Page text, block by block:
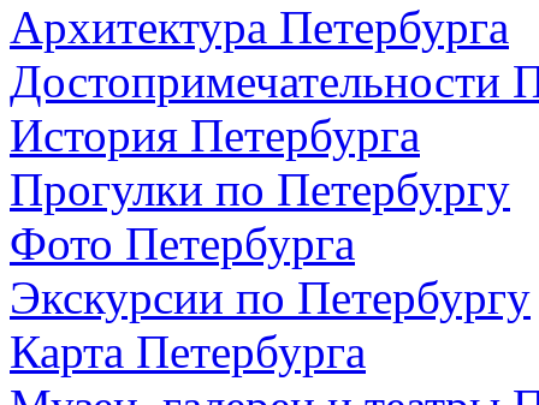
Архитектура Петербурга
Достопримечательности
История Петербурга
Прогулки по Петербургу
Фото Петербурга
Экскурсии по Петербургу
Карта Петербурга